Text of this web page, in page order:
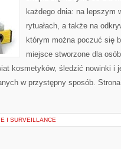
każdego dnia: na lepszym
rytuałach, a także na
którym można poczuć się
miejsce stworzone dla
kosmetyków, śledzić nowinki i
w przystępny sposób.
I SURVEILLANCE